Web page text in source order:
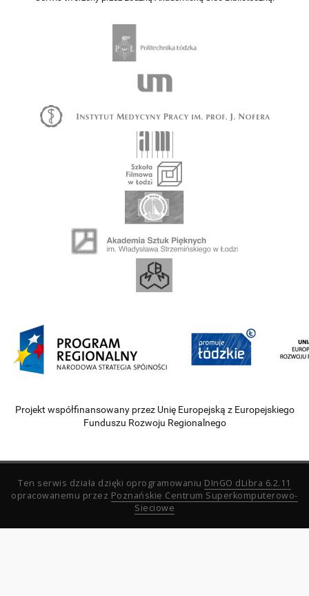
Projekt współfinansowany przez Unię Europejską z Europejskiego
Funduszu Rozwoju Regionalnego
Ten serwis działa dzięki oprogramowaniu DInGO dLibra 6.2.11
opracowanemu przez Poznańskie Centrum Superkomputerowo-
Sieciowe